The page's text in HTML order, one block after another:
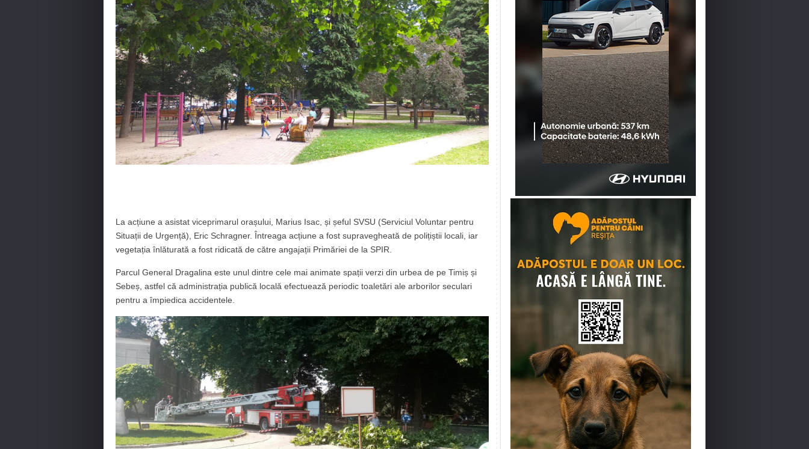
La acțiune a asistat viceprimarul orașului, Marius Isac, și șeful SVSU (Serviciul Voluntar pentru
Situații de Urgență), Eric Schragner. Întreaga acțiune a fost supravegheată de polițiștii locali, iar
vegetația înlăturată a fost ridicată de către angajații Primăriei de la SPIR.
Parcul General Dragalina este unul dintre cele mai animate spații verzi din urbea de pe Timiș și
Sebeș, astfel că administrația publică locală efectuează periodic toaletări ale arborilor seculari
pentru a împiedica accidentele.